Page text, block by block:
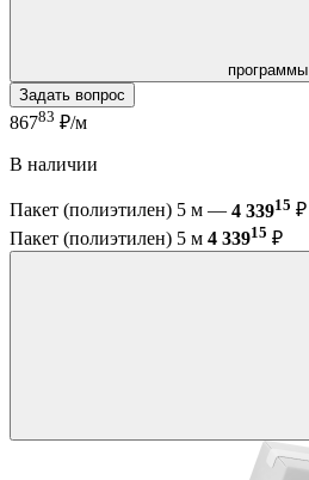
программы
Задать вопрос
86783 ₽/м
В наличии
Пакет (полиэтилен) 5 м — 4 33915 ₽
Пакет (полиэтилен) 5 м 4 33915 ₽